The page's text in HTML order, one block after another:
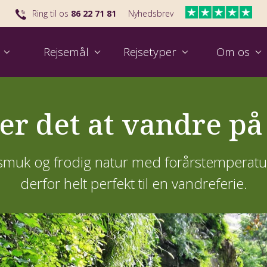
Ring til os 86 22 71 81 Nyhedsbrev
Find nemt din næste grupperejse
Rejsemål Rejsetyper Om os
Hvem er Viktors Farmor?
Se rejsetalkshow 2026
det at vandre
og frodig natur med
derfor helt perfekt til en vandreferie.